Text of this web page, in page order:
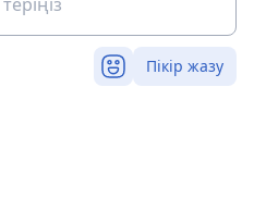
Пікір жазу